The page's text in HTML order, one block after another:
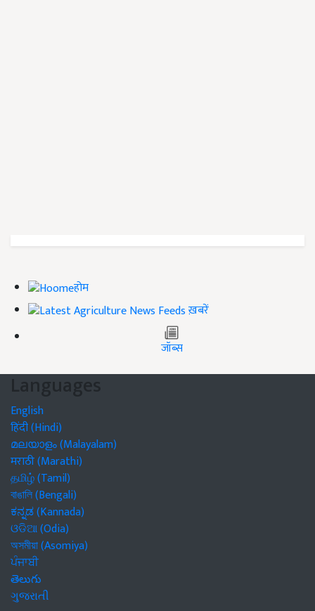
होम
ख़बरें
जॉब्स
Languages
English
हिंदी (Hindi)
മലയാളം (Malayalam)
मराठी (Marathi)
தமிழ் (Tamil)
বাঙালি (Bengali)
ಕನ್ನಡ (Kannada)
ଓଡିଆ (Odia)
অসমীয়া (Asomiya)
ਪੰਜਾਬੀ
తెలుగు
ગુજરાતી